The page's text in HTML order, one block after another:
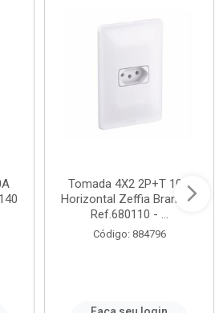
Tomada 4X2 2P+T 10A
Horizontal Zeffia Branca -
Ref.680110 - ...
Código: 884796